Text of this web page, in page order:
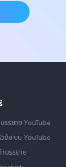
รรยาย YouTube
ข้อ บน YouTube
บรรยาย